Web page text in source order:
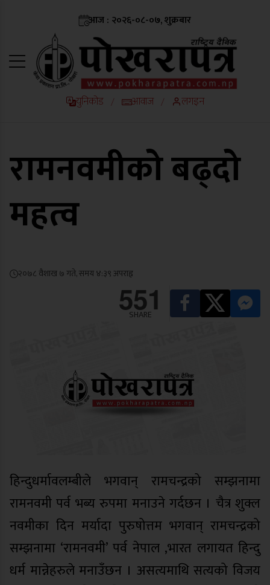
आज : २०२६-०८-०७, शुक्रबार
युनिकोड / आवाज / लगइन
रामनवमीको बढ्दो
महत्व
२०७८ वैशाख ७ गते, समय ४:३९ अपराह्न
551
SHARE
हिन्दुधर्मावलम्बीले भगवान् रामचन्द्रको सम्झनामा
रामनवमी पर्व भब्य रुपमा मनाउने गर्दछन । चैत्र शुक्ल
नवमीका दिन मर्यादा पुरुषोत्तम भगवान् रामचन्द्रको
सम्झनामा ‘रामनवमी’ पर्व नेपाल ,भारत लगायत हिन्दु
धर्म मान्नेहरुले मनाउँछन । असत्यमाथि सत्यको विजय